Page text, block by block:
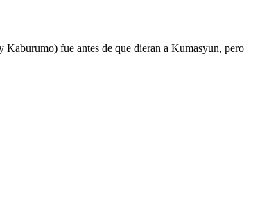
fue antes de que dieran a Kumasyun, pero